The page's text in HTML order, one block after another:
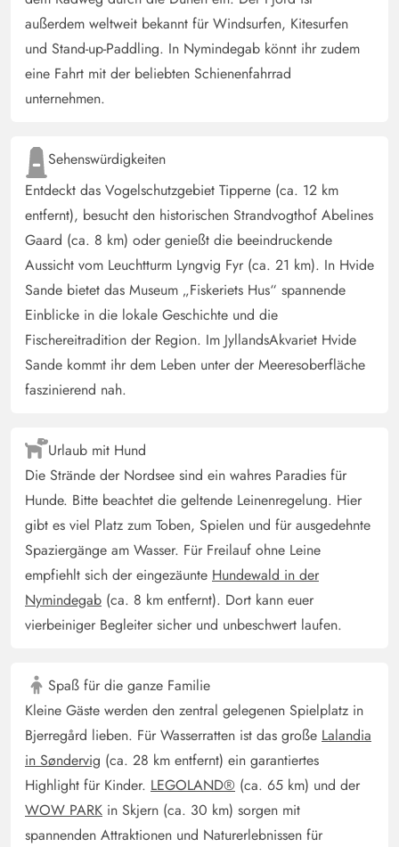
Darin befindet sich ein Billardtisch, mit 3
Längenverstellbaren Schlägern, ein Tischkicker und eine
Dart Scheibe. Dieser Raum ist sehr kalt und heizt sich nur
langsam auf. Die Küche hat alles was man braucht, der
Kühlschrank ist gross und bietet somit sehr viel Platz. Die
Stühlen lädt dazu ein dort direkt zu essen. Der Whirlpool
braucht einige Zeit mit der voll hnd aufgeheizt ist. Man
braucht etwa die selbe Zeit zum Strand wie auch zu dem
kleinen Einkaufsladen. Es ist eine schönes Haus um ein
laar Tage abzuschalten und sich gemütlich vom Alltag zu
erholen!
Wiebke Brummer
Deutschland
4.5 von 5
4.5 von 5
4.5 out of 5
02/11/2024
Schönes großes Haus mit leichten Abzüge in der B-Note.
Lars Kohnen
Deutschland
Das Haus hat eine sehr gute Raumaufteilung mit einem
schönen großen Kühlschrank mit großem Gefrierfach
und auch sonst ist alles vorhanden was man für einen
entspannten Urlaub benötigt. Besonders ist das Extra
Spielzimmer mit Billard, Kicker, Dart, Wii und einer
PlayStation. Da es ein separater Raum ist stört man
keinen wenn man dort spielt was super für die Kinder ist.
Gast
Deutschland
5 von 5
5 von 5
5 out of 5
23/09/2024
Super schönes Ferienhaus für Leute die die Ruhe
genießen möchten. Der Strand ist gut zu erreichen. Und
auch einkaufen ohne Auto ist kein Problem. Waren
rundum zufrieden.
außerdem weltweit bekannt für Windsurfen, Kitesurfen
und Stand-up-Paddling. In Nymindegab könnt ihr zudem
eine Fahrt mit der beliebten Schienenfahrrad
unternehmen.
Sehenswürdigkeiten
Entdeckt das Vogelschutzgebiet Tipperne (ca. 12 km
entfernt), besucht den historischen Strandvogthof Abelines
Gaard (ca. 8 km) oder genießt die beeindruckende
Aussicht vom Leuchtturm Lyngvig Fyr (ca. 21 km). In Hvide
Sande bietet das Museum „Fiskeriets Hus“ spannende
Einblicke in die lokale Geschichte und die
Fischereitradition der Region. Im JyllandsAkvariet Hvide
Sande kommt ihr dem Leben unter der Meeresoberfläche
faszinierend nah.
Urlaub mit Hund
Die Strände der Nordsee sind ein wahres Paradies für
Hunde. Bitte beachtet die geltende Leinenregelung. Hier
gibt es viel Platz zum Toben, Spielen und für ausgedehnte
Spaziergänge am Wasser. Für Freilauf ohne Leine
empfiehlt sich der eingezäunte Hundewald in der
Nymindegab (ca. 8 km entfernt). Dort kann euer
vierbeiniger Begleiter sicher und unbeschwert laufen.
Spaß für die ganze Familie
Kleine Gäste werden den zentral gelegenen Spielplatz in
Bjerregård lieben. Für Wasserratten ist das große Lalandia
in Søndervig (ca. 28 km entfernt) ein garantiertes
Highlight für Kinder. LEGOLAND® (ca. 65 km) und der
WOW PARK in Skjern (ca. 30 km) sorgen mit
spannenden Attraktionen und Naturerlebnissen für